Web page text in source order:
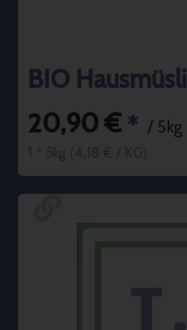
BIO Hausmüsli
20,90 € * / 5kg